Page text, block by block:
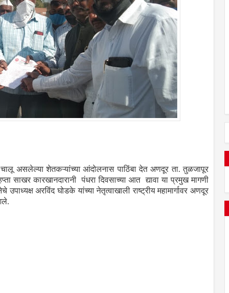
चालू असलेल्या शेतकऱ्यांच्या आंदोलनास पाठिंबा देत अणदूर ता. तुळजापूर
साखर कारखानदारानी पंधरा दिवसाच्या आत द्यावा या प्रमुख मागणी
अरविंद घोडके यांच्या नेतृत्वाखाली राष्ट्रीय महामार्गावर अणदूर